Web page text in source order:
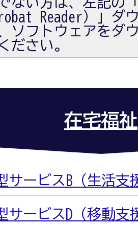
Reader）」ダ
ソフトウェアをダ
ださい。
在宅福祉
サービスB（生活支
サービスD（移動支